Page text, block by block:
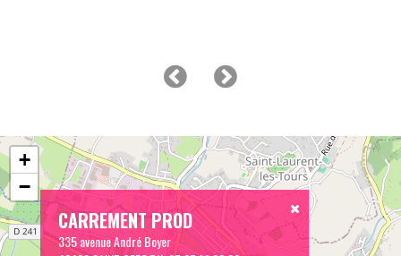
CARREMENT PROD
335 avenue André Boyer
+
−